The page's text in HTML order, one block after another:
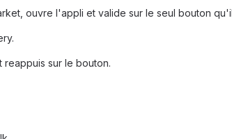
ouvre l'appli et valide sur le seul bouton
sur le bouton.